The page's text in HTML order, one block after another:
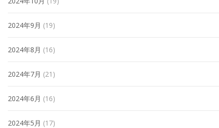
2024年9月 (19)
2024年8月 (16)
2024年7月 (21)
2024年6月 (16)
2024年5月 (17)